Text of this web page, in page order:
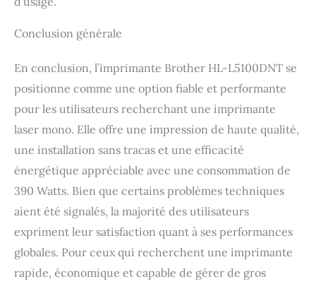
Conclusion générale
En conclusion, l’imprimante Brother HL-L5100DNT se
positionne comme une option fiable et performante
pour les utilisateurs recherchant une imprimante
laser mono. Elle offre une impression de haute qualité,
une installation sans tracas et une efficacité
énergétique appréciable avec une consommation de
390 Watts. Bien que certains problèmes techniques
aient été signalés, la majorité des utilisateurs
expriment leur satisfaction quant à ses performances
globales. Pour ceux qui recherchent une imprimante
rapide, économique et capable de gérer de gros